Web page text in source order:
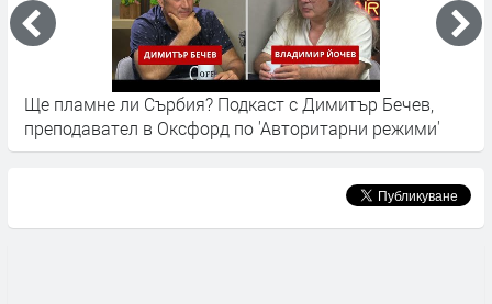
с Димитър Бечев,
режими'
Сърбия: Огромният проблем на
въздух